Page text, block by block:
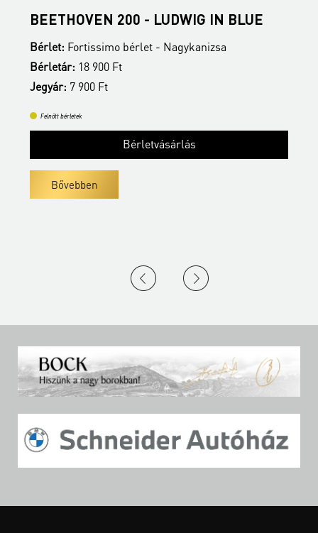
BEETHOVEN 200 - LUDWIG IN BLUE
Bérlet: Fortissimo bérlet - Nagykanizsa
Bérletár: 18 900 Ft
Jegyár: 7 900 Ft
Felnőtt bérletek
Bérletvásárlás
Bővebben